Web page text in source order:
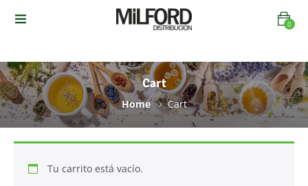
0
Cart
Home Cart
Tu carrito está vacío.